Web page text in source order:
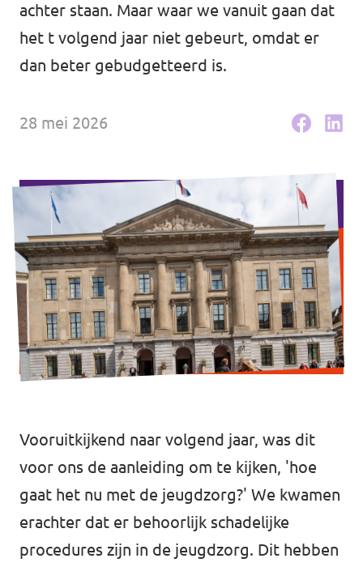
Volt Zeist
Volt Nederland
Regio's
Vacatures
Volt Amersfoort
Volt Houten
Volt Soest
Volt Utrecht stad
Volt Woerden
Volt Zeist
Doe mee!
achter staan. Maar waar we vanuit gaan dat
het t volgend jaar niet gebeurt, omdat er
dan beter gebudgetteerd is.
28 mei 2026
Vooruitkijkend naar volgend jaar, was dit
voor ons de aanleiding om te kijken, 'hoe
gaat het nu met de jeugdzorg?' We kwamen
erachter dat er behoorlijk schadelijke
procedures zijn in de jeugdzorg. Dit hebben